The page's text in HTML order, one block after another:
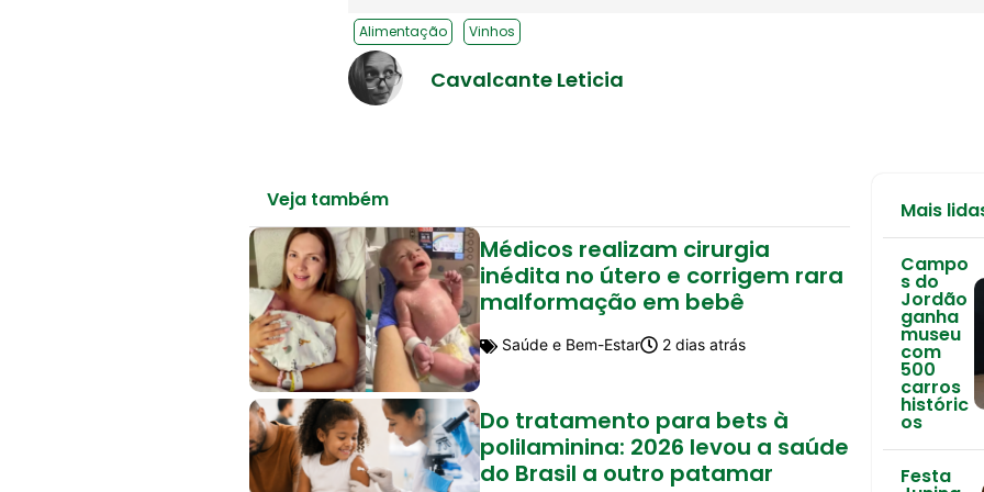
Alimentação Vinhos
Cavalcante Leticia
Veja também
Médicos realizam cirurgia
inédita no útero e corrigem rara
malformação em bebê
Saúde e Bem-Estar 2 dias atrás
Do tratamento para bets à
polilaminina: 2026 levou a saúde
do Brasil a outro patamar
Mais
Campo
s do
Jordão
ganha
museu
com
500
carros
históric
os
Festa